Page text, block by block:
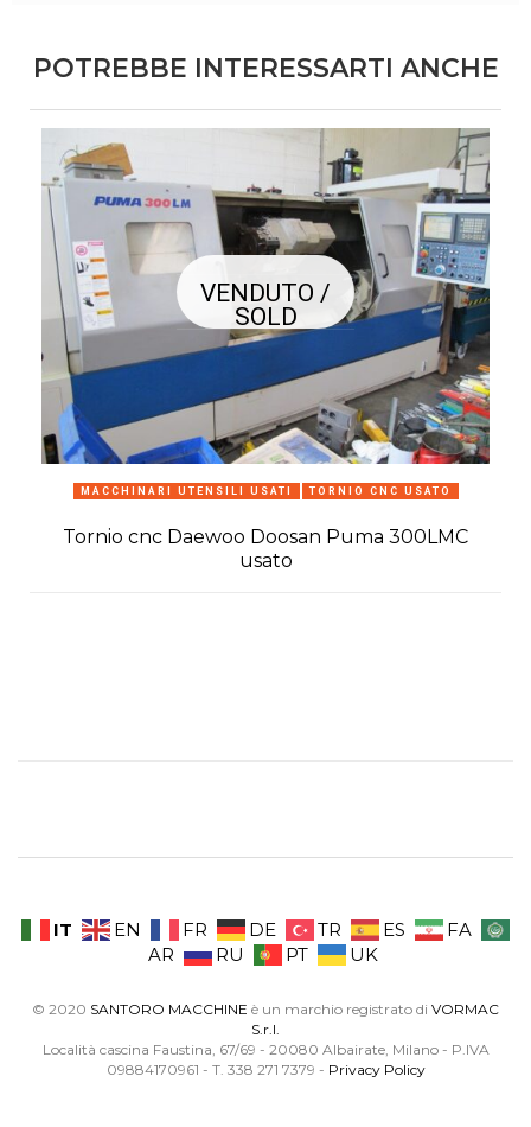
POTREBBE INTERESSARTI ANCHE
VENDUTO /
SOLD
MACCHINARI UTENSILI USATI TORNIO CNC USATO
Tornio cnc Daewoo Doosan Puma 300LMC
usato
IT EN FR DE TR ES
FA
AR
RU PT UK
© 2020 SANTORO MACCHINE è un marchio registrato di VORMAC
S.r.l.
Località cascina Faustina, 67/69 - 20080 Albairate, Milano - P.IVA
09884170961 - T. 338 271 7379 - Privacy Policy